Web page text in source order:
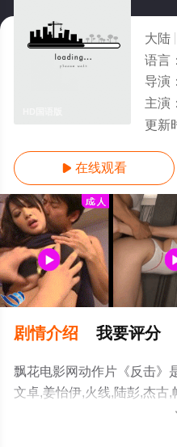
大陆
语言：
导演：
主演：
更新
 在线观看
剧情介绍 我要评分
飘花电影网动作片《反击》
文卓,姜怡伊,火线,陆彭,杰古
大陆电影，手机免费观看高